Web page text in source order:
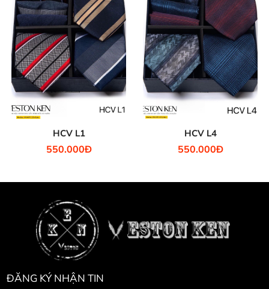
HCV L1
550.000Đ
HCV L4
550.000Đ
ĐĂNG KÝ NHẬN TIN